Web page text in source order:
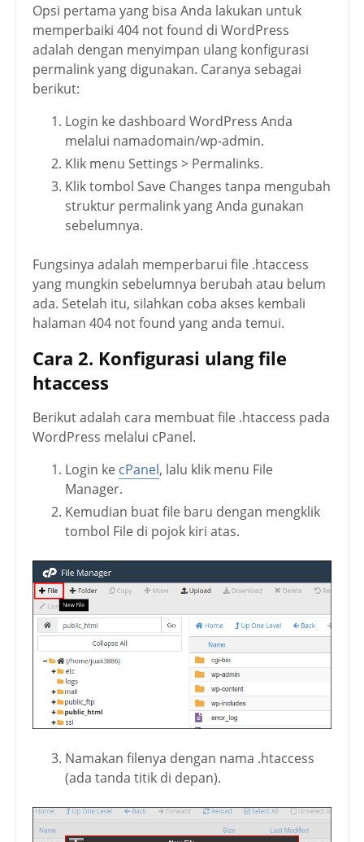
Opsi pertama yang bisa Anda lakukan untuk
memperbaiki 404 not found di WordPress
adalah dengan menyimpan ulang konfigurasi
permalink yang digunakan. Caranya sebagai
berikut:
Login ke dashboard WordPress Anda
melalui namadomain/wp-admin.
Klik menu Settings > Permalinks.
Klik tombol Save Changes tanpa mengubah
struktur permalink yang Anda gunakan
sebelumnya.
Fungsinya adalah memperbarui file .htaccess
yang mungkin sebelumnya berubah atau belum
ada. Setelah itu, silahkan coba akses kembali
halaman 404 not found yang anda temui.
Cara 2. Konfigurasi ulang file
htaccess
Berikut adalah cara membuat file .htaccess pada
WordPress melalui cPanel.
Login ke cPanel, lalu klik menu File
Manager.
Kemudian buat file baru dengan mengklik
tombol File di pojok kiri atas.
Namakan filenya dengan nama .htaccess
(ada tanda titik di depan).